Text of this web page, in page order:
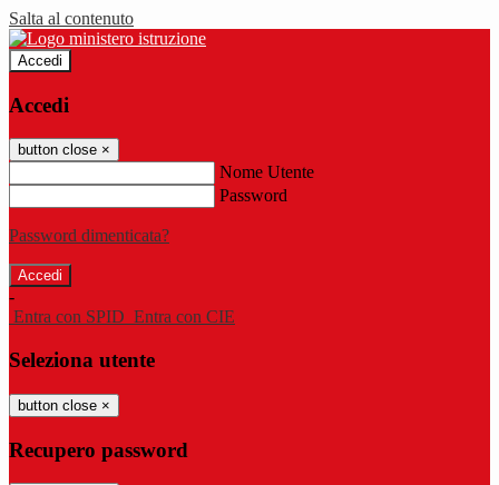
Salta al contenuto
Accedi
Accedi
button close ×
Nome Utente
Password
Password dimenticata?
-
Entra con SPID Entra con CIE
Seleziona utente
button close ×
Recupero password